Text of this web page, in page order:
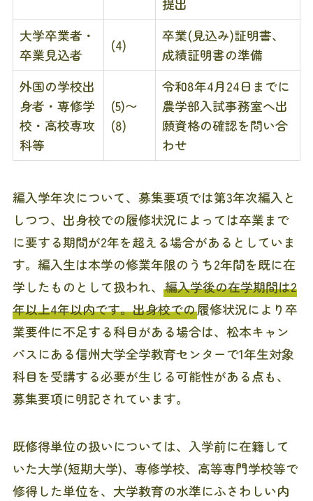
提出
大学卒業者・
卒業見込者
(4)
卒業(見込み)証明書、
成績証明書の準備
外国の学校出
身者・専修学
校・高校専攻
科等
(5)〜
(8)
令和8年4月24日までに
農学部入試事務室へ出
願資格の確認を問い合
わせ
編入学年次について、募集要項では第3年次編入と
しつつ、出身校での履修状況によっては卒業まで
に要する期間が2年を超える場合があるとしていま
す。編入生は本学の修業年限のうち2年間を既に在
学したものとして扱われ、 編入学後の在学期間は2
年以上4年以内です。出身校での履修状況により卒
業要件に不足する科目がある場合は、松本キャン
パスにある信州大学全学教育センターで1年生対象
科目を受講する必要が生じる可能性がある点も、
募集要項に明記されています。
既修得単位の扱いについては、入学前に在籍して
いた大学(短期大学)、専修学校、高等専門学校等で
修得した単位を、大学教育の水準にふさわしい内